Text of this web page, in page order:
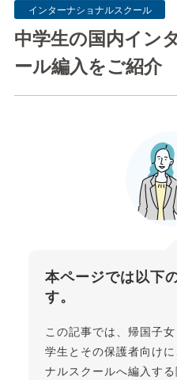
インターナショナルスクール
中学生の国内イン
ール編入をご紹介
本ページでは以下
す。
この記事では、帰国子
学生とその保護者向け
ナルスクールへ編入す